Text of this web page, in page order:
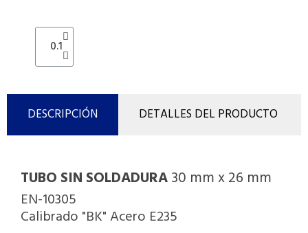
DESCRIPCIÓN DETALLES DEL PRODUCTO
TUBO SIN SOLDADURA30 mm x 26 mm
EN-10305
Calibrado "BK" Acero E235